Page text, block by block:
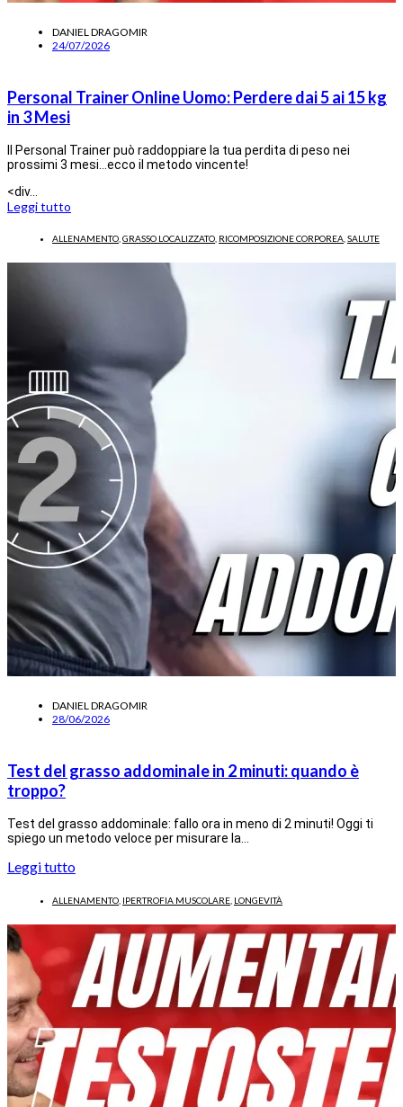
DANIEL DRAGOMIR
24/07/2026
Personal Trainer Online Uomo: Perdere dai 5 ai 15 kg
in 3 Mesi
Il Personal Trainer può raddoppiare la tua perdita di peso nei
prossimi 3 mesi…ecco il metodo vincente!
<div…
Leggi tutto
ALLENAMENTO GRASSO LOCALIZZATO RICOMPOSIZIONE CORPOREA SALUTE
DANIEL DRAGOMIR
28/06/2026
Test del grasso addominale in 2 minuti: quando è
troppo?
Test del grasso addominale: fallo ora in meno di 2 minuti! Oggi ti
spiego un metodo veloce per misurare la…
Leggi tutto
ALLENAMENTO IPERTROFIA MUSCOLARE LONGEVITÀ